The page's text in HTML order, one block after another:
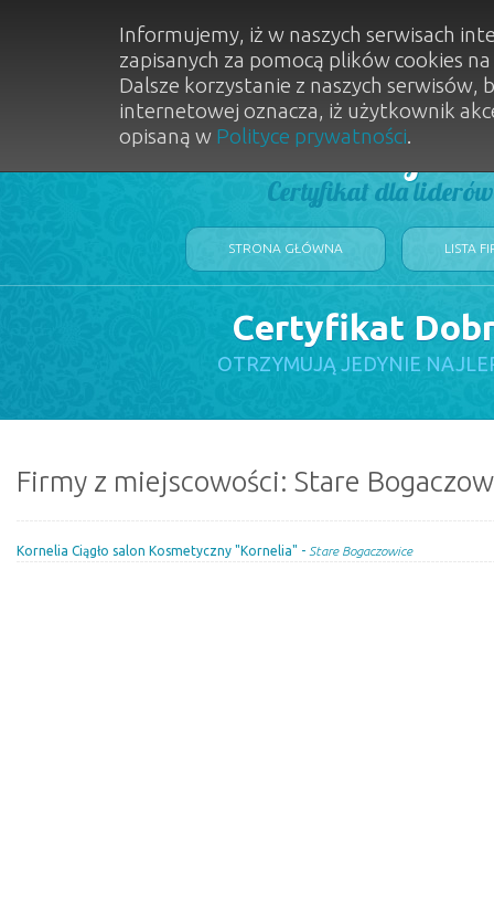
Dobry
Certyfikat dla
STRONA GŁÓWNA LISTA
Certyfikat
OTRZYMUJĄ JEDYNIE
Firmy z miejscowości: Stare
Kornelia Ciągło salon Kosmetyczny "Kornelia" - Stare Bogaczowice
Informujemy, iż w naszych serwisach
zapisanych za pomocą plików cookies
Dalsze korzystanie z naszych
internetowej oznacza, iż użytkownik
opisaną w Polityce prywatności.